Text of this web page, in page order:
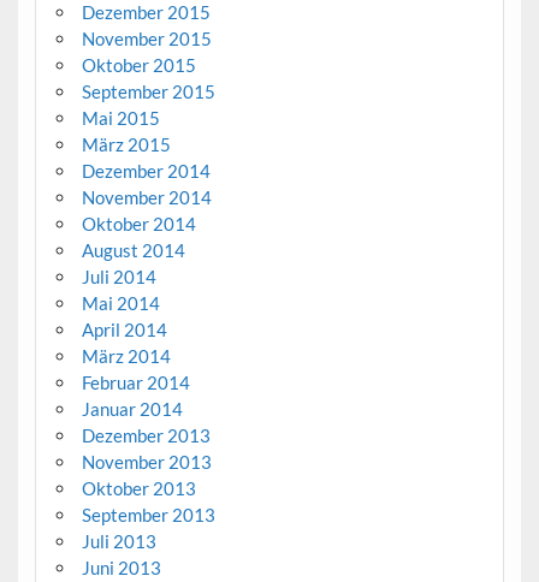
Dezember 2015
November 2015
Oktober 2015
September 2015
Mai 2015
März 2015
Dezember 2014
November 2014
Oktober 2014
August 2014
Juli 2014
Mai 2014
April 2014
März 2014
Februar 2014
Januar 2014
Dezember 2013
November 2013
Oktober 2013
September 2013
Juli 2013
Juni 2013